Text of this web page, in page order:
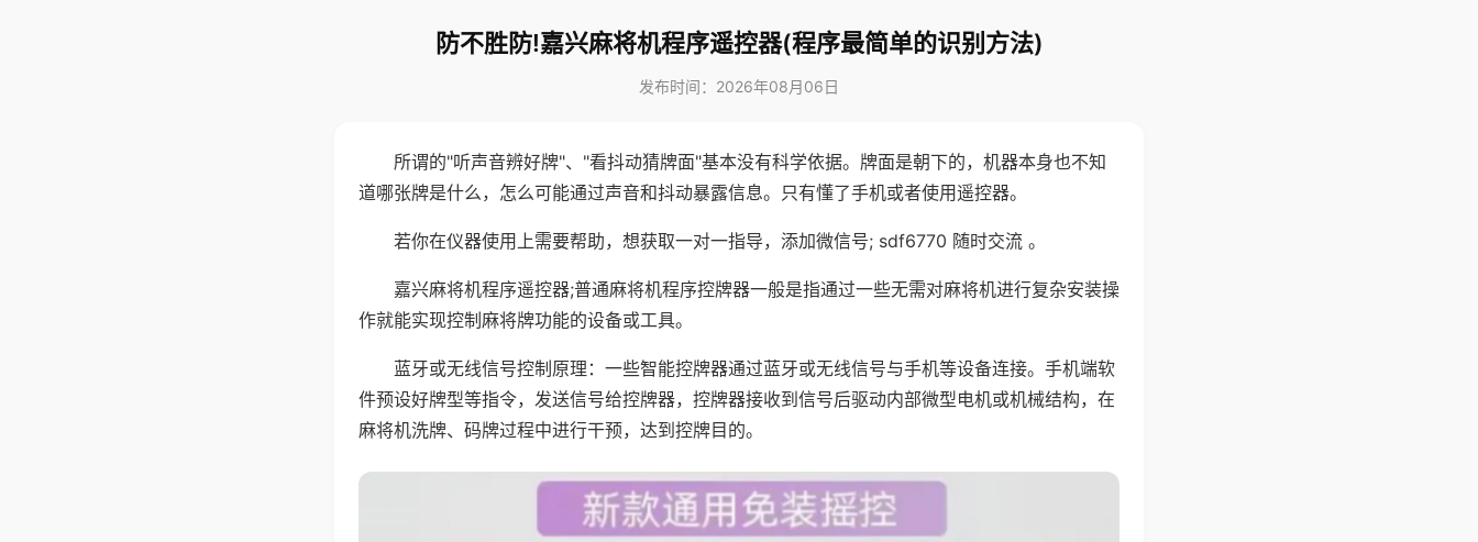
防不胜防!嘉兴麻将机程序遥控器(程序最简单的识别方法)
发布时间：2026年08月06日
所谓的"听声音辨好牌"、"看抖动猜牌面"基本没有科学依据。牌面是朝下的，机器本身也不知
道哪张牌是什么，怎么可能通过声音和抖动暴露信息。只有懂了手机或者使用遥控器。
若你在仪器使用上需要帮助，想获取一对一指导，添加微信号; sdf6770 随时交流 。
嘉兴麻将机程序遥控器;普通麻将机程序控牌器一般是指通过一些无需对麻将机进行复杂安装操
作就能实现控制麻将牌功能的设备或工具。
蓝牙或无线信号控制原理：一些智能控牌器通过蓝牙或无线信号与手机等设备连接。手机端软
件预设好牌型等指令，发送信号给控牌器，控牌器接收到信号后驱动内部微型电机或机械结构，在
麻将机洗牌、码牌过程中进行干预，达到控牌目的。